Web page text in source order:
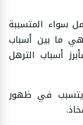
سواء المتسببة
ما بين أسباب
أسباب الترهل
يتسبب في ظهور